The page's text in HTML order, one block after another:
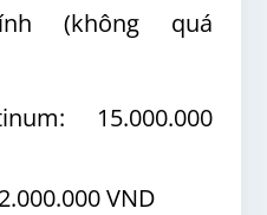
(không quá
15.000.000
VND